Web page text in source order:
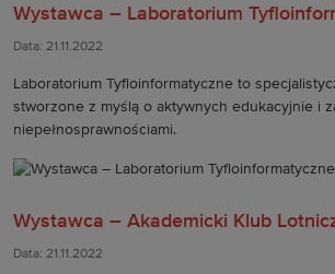
Wystawca – Laboratorium
Data: 21.11.2022
Laboratorium Tyfloinformatyczne to
stworzone z myślą o aktywnych edukacyjnie i
niepełnosprawnościami.
Wystawca – Akademicki Klub
Data: 21.11.2022